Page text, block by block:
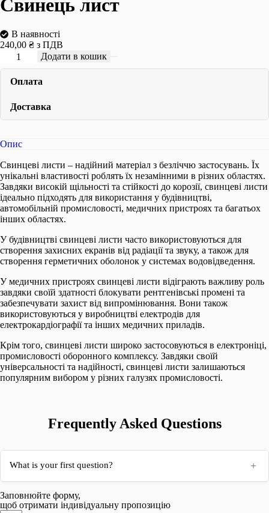
Свинець лист
В наявності
240,00 ₴ з ПДВ
Свинець
кількість
Додати в кошик
Оплата
Доставка
Опис
Свинцеві листи – надійний матеріал з безліччю застосувань. Їх
унікальні властивості роблять їх незамінними в різних областях.
Завдяки високій щільності та стійкості до корозії, свинцеві листи
ідеально підходять для використання у будівництві,
автомобільній промисловості, медичних пристроях та багатьох
інших областях.
У будівництві свинцеві листи часто використовуються для
створення захисних екранів від радіації та звуку, а також для
створення герметичних оболонок у системах водовідведення.
У медичних пристроях свинцеві листи відіграють важливу роль
завдяки своїй здатності блокувати рентгенівські промені та
забезпечувати захист від випромінювання. Вони також
використовуються у виробництві електродів для
електрокардіографії та інших медичних приладів.
Крім того, свинцеві листи широко застосовуються в електроніці,
промисловості оборонного комплексу. Завдяки своїй
універсальності та надійності, свинцеві листи залишаються
популярним вибором у різних галузях промисловості.
Frequently Asked Questions
What is your first question? +
Заповнюйте форму,
щоб отримати індивідуальну пропозицію